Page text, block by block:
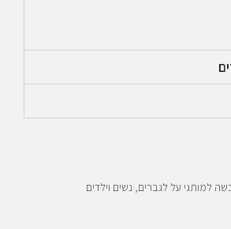
למותגי על לגברים, נשים וילדים